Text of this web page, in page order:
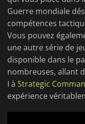
Guerre mondiale
compétences
Vous pouvez
une autre série de
disponible dans le
nombreuses, allant
I à Strategic
expérience